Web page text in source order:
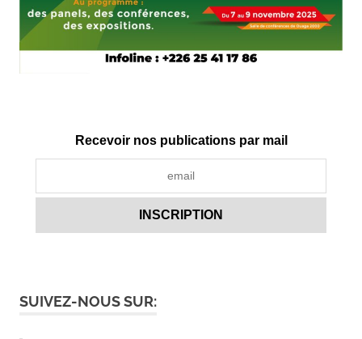
Recevoir nos publications par mail
SUIVEZ-NOUS SUR: